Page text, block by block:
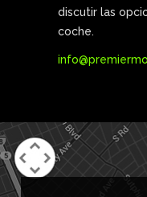
discutir las
coche.